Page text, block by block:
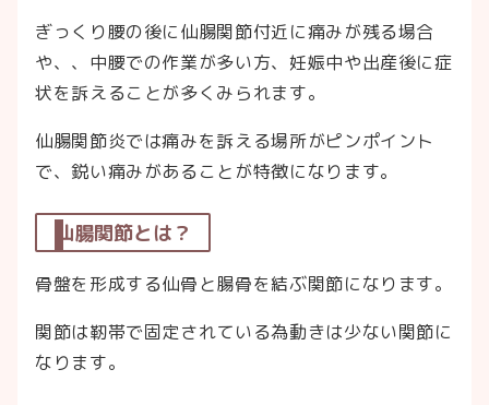
ぎっくり腰の後に仙腸関節付近に痛みが残る場合
や、、中腰での作業が多い方、妊娠中や出産後に症
状を訴えることが多くみられます。
仙腸関節炎では痛みを訴える場所がピンポイント
で、鋭い痛みがあることが特徴になります。
仙腸関節とは？
骨盤を形成する仙骨と腸骨を結ぶ関節になります。
関節は靭帯で固定されている為動きは少ない関節に
なります。